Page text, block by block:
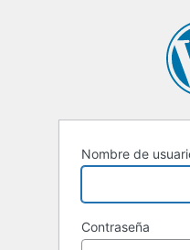
Nombre de
Contraseña